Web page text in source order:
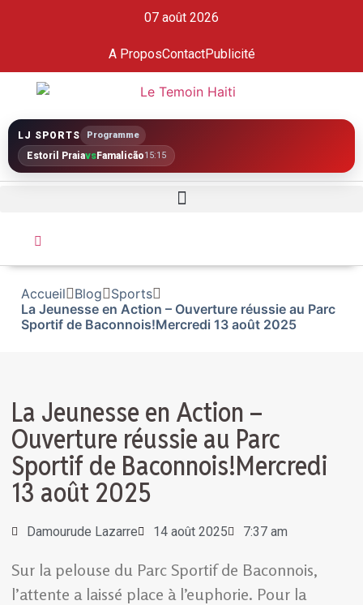
07 août 2026
A ProposContactPublicité
LJ SPORTS Programme
Estoril PraiavsFamalicão15:15
Accueil Blog
Sports
La Jeunesse en Action – Ouverture réussie au Parc
Sportif de Baconnois!Mercredi 13 août 2025
La Jeunesse en Action –
Ouverture réussie au Parc
Sportif de Baconnois!Mercredi
13 août 2025
Damourude Lazarre 14 août 2025 7:37 am
Sur la pelouse du Parc Sportif de Baconnois,
l’attente a laissé place à l’euphorie. Pour la